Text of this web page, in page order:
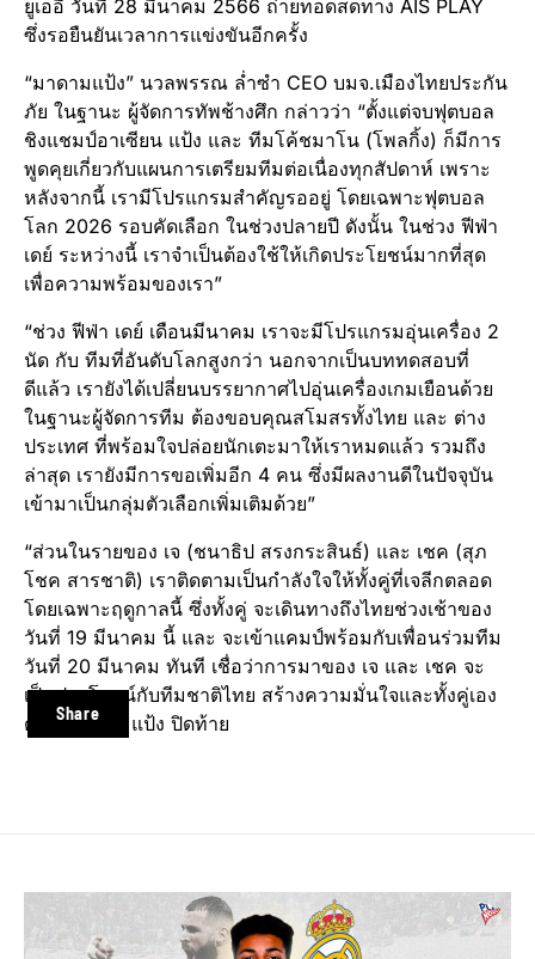
Share
ยูเออี วันที่ 28 มีนาคม 2566 ถ่ายทอดสดทาง AIS PLAY
ซึ่งรอยืนยันเวลาการแข่งขันอีกครั้ง
“มาดามแป้ง” นวลพรรณ ล่ำซำ CEO บมจ.เมืองไทยประกัน
ภัย ในฐานะ ผู้จัดการทัพช้างศึก กล่าวว่า “ตั้งแต่จบฟุตบอล
ชิงแชมป์อาเซียน แป้ง และ ทีมโค้ชมาโน (โพลกิ้ง) ก็มีการ
พูดคุยเกี่ยวกับแผนการเตรียมทีมต่อเนื่องทุกสัปดาห์ เพราะ
หลังจากนี้ เรามีโปรแกรมสำคัญรออยู่ โดยเฉพาะฟุตบอล
โลก 2026 รอบคัดเลือก ในช่วงปลายปี ดังนั้น ในช่วง ฟีฟ่า
เดย์ ระหว่างนี้ เราจำเป็นต้องใช้ให้เกิดประโยชน์มากที่สุด
เพื่อความพร้อมของเรา”
“ช่วง ฟีฟ่า เดย์ เดือนมีนาคม เราจะมีโปรแกรมอุ่นเครื่อง 2
นัด กับ ทีมที่อันดับโลกสูงกว่า นอกจากเป็นบททดสอบที่
ดีแล้ว เรายังได้เปลี่ยนบรรยากาศไปอุ่นเครื่องเกมเยือนด้วย
ในฐานะผู้จัดการทีม ต้องขอบคุณสโมสรทั้งไทย และ ต่าง
ประเทศ ที่พร้อมใจปล่อยนักเตะมาให้เราหมดแล้ว รวมถึง
ล่าสุด เรายังมีการขอเพิ่มอีก 4 คน ซึ่งมีผลงานดีในปัจจุบัน
เข้ามาเป็นกลุ่มตัวเลือกเพิ่มเติมด้วย”
“ส่วนในรายของ เจ (ชนาธิป สรงกระสินธ์) และ เชค (สุภ
โชค สารชาติ) เราติดตามเป็นกำลังใจให้ทั้งคู่ที่เจลีกตลอด
โดยเฉพาะฤดูกาลนี้ ซึ่งทั้งคู่ จะเดินทางถึงไทยช่วงเช้าของ
วันที่ 19 มีนาคม นี้ และ จะเข้าแคมป์พร้อมกับเพื่อนร่วมทีม
วันที่ 20 มีนาคม ทันที เชื่อว่าการมาของ เจ และ เชค จะ
เป็นประโยชน์กับทีมชาติไทย สร้างความมั่นใจและทั้งคู่เอง
ด้วย” มาดามแป้ง ปิดท้าย